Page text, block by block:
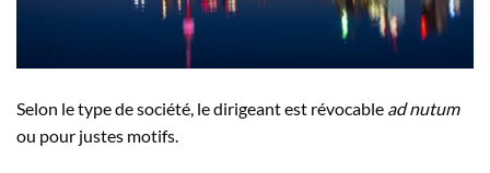
Selon le type de société, le dirigeant est révocable ad nutum
ou pour justes motifs.